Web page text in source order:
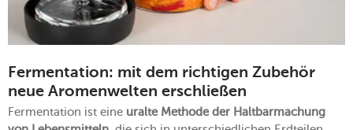
Fermentation: mit dem richtigen Zubehör
neue Aromenwelten erschließen
Fermentation ist eine uralte Methode der Haltbarmachung